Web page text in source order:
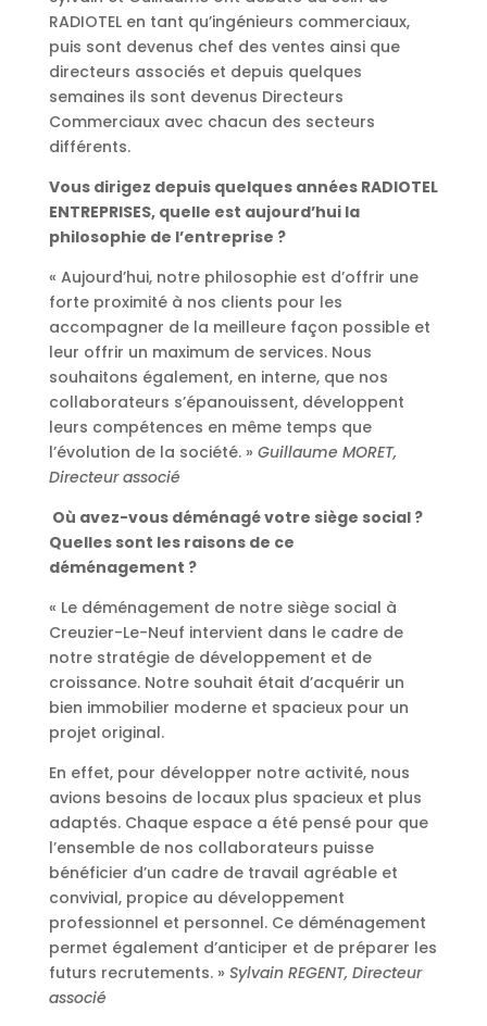
RADIOTEL en tant qu’ingénieurs commerciaux,
puis sont devenus chef des ventes ainsi que
directeurs associés et depuis quelques
semaines ils sont devenus Directeurs
Commerciaux avec chacun des secteurs
différents.
Vous dirigez depuis quelques années RADIOTEL
ENTREPRISES, quelle est aujourd’hui la
philosophie de l’entreprise ?
« Aujourd’hui, notre philosophie est d’offrir une
forte proximité à nos clients pour les
accompagner de la meilleure façon possible et
leur offrir un maximum de services. Nous
souhaitons également, en interne, que nos
collaborateurs s’épanouissent, développent
leurs compétences en même temps que
l’évolution de la société. » Guillaume MORET,
Directeur associé
Où avez-vous déménagé votre siège social ?
Quelles sont les raisons de ce
déménagement ?
« Le déménagement de notre siège social à
Creuzier-Le-Neuf intervient dans le cadre de
notre stratégie de développement et de
croissance. Notre souhait était d’acquérir un
bien immobilier moderne et spacieux pour un
projet original.
En effet, pour développer notre activité, nous
avions besoins de locaux plus spacieux et plus
adaptés. Chaque espace a été pensé pour que
l’ensemble de nos collaborateurs puisse
bénéficier d’un cadre de travail agréable et
convivial, propice au développement
professionnel et personnel. Ce déménagement
permet également d’anticiper et de préparer les
futurs recrutements. » Sylvain REGENT, Directeur
associé